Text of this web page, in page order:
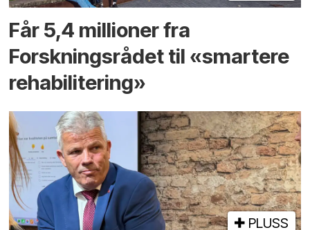
Får 5,4 millioner fra
Forskningsrådet til «smartere
rehabilitering»
PLUSS